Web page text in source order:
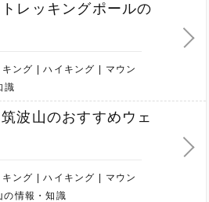
レッキングポールの
キング ハイキング
マウン
識
波山のおすすめウェ
キング ハイキング
マウン
の情報・知識